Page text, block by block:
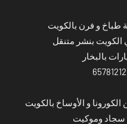
طباخ و فرن بالكويت
بنشر متنقل
بالبخار
و الأوساخ بالكويت
سجاد وموكيت